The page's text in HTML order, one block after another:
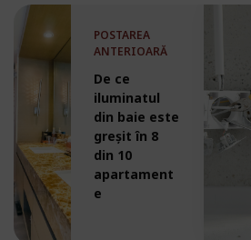
POSTAREA
ANTERIOARĂ
De ce
iluminatul
din baie este
greșit în 8
din 10
apartament
e